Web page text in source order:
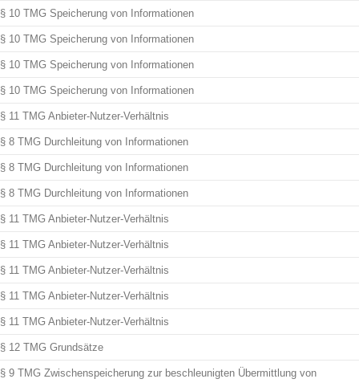
§ 10 TMG Speicherung von Informationen
§ 10 TMG Speicherung von Informationen
§ 10 TMG Speicherung von Informationen
§ 10 TMG Speicherung von Informationen
§ 11 TMG Anbieter-Nutzer-Verhältnis
§ 8 TMG Durchleitung von Informationen
§ 8 TMG Durchleitung von Informationen
§ 8 TMG Durchleitung von Informationen
§ 11 TMG Anbieter-Nutzer-Verhältnis
§ 11 TMG Anbieter-Nutzer-Verhältnis
§ 11 TMG Anbieter-Nutzer-Verhältnis
§ 11 TMG Anbieter-Nutzer-Verhältnis
§ 11 TMG Anbieter-Nutzer-Verhältnis
§ 12 TMG Grundsätze
§ 9 TMG Zwischenspeicherung zur beschleunigten Übermittlung von